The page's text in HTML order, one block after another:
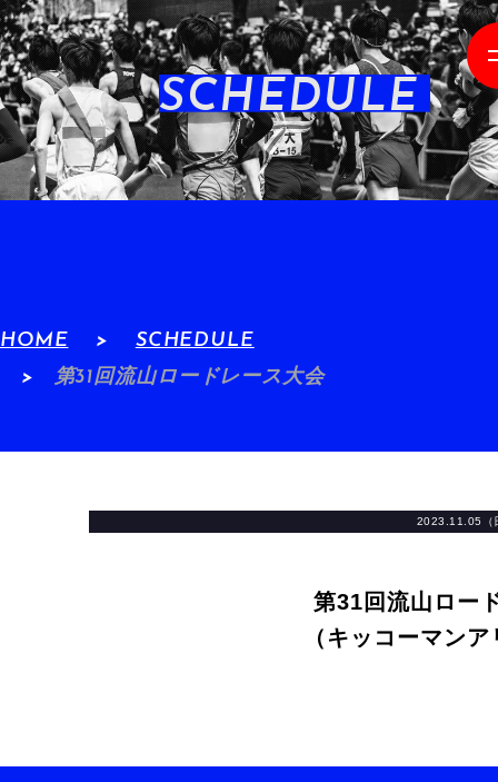
SCHEDULE
HOME
SCHEDULE
第31回流山ロードレース大会
2023.11.05（
第31回流山ロー
（キッコーマン